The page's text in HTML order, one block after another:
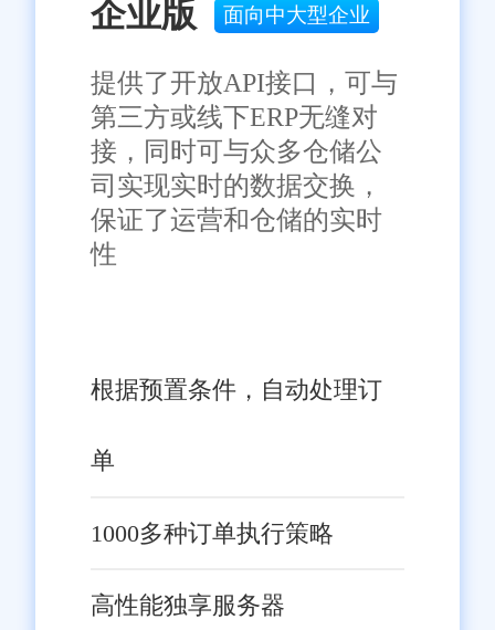
企业版 面向中大型企业
提供了开放API接口，可与
第三方或线下ERP无缝对
接，同时可与众多仓储公
司实现实时的数据交换，
保证了运营和仓储的实时
性
根据预置条件，自动处理订
单
1000多种订单执行策略
高性能独享服务器